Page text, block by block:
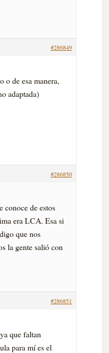
#286849
o de esa manera,
adaptada)
#286850
conoce de estos
era LCA. Esa si
que nos
la gente salió con
#286851
que faltan
para mí­ es el